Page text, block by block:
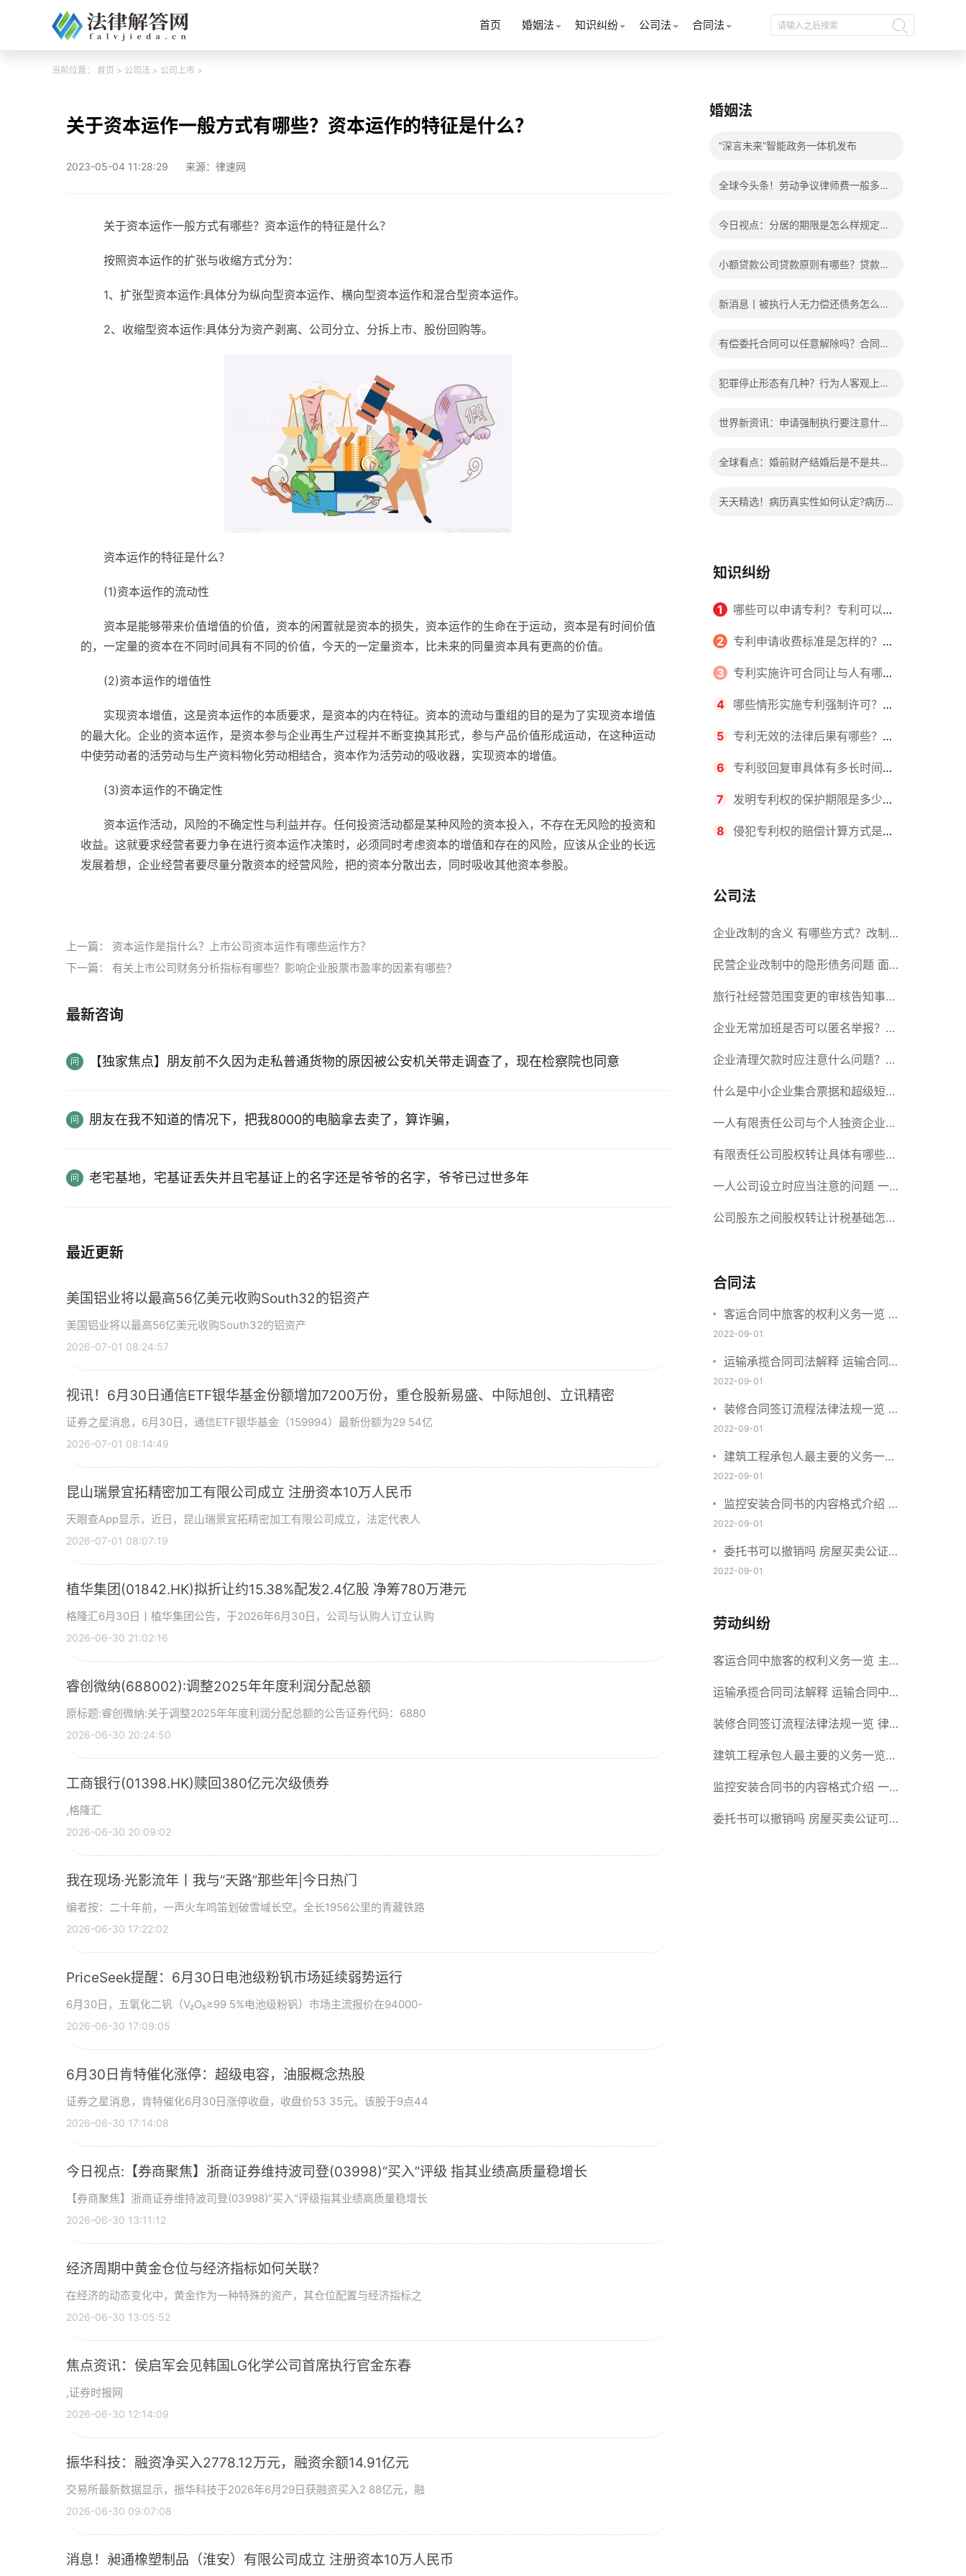
首页 婚姻法 知识纠纷 公司法 合同法
当前位置： 首页 > 公司法 > 公司上市 >
关于资本运作一般方式有哪些？资本运作的特征是什么？
2023-05-04 11:28:29 来源：律速网
关于资本运作一般方式有哪些？资本运作的特征是什么？
按照资本运作的扩张与收缩方式分为：
1、扩张型资本运作:具体分为纵向型资本运作、横向型资本运作和混合型资本运作。
2、收缩型资本运作:具体分为资产剥离、公司分立、分拆上市、股份回购等。
资本运作的特征是什么？
(1)资本运作的流动性
资本是能够带来价值增值的价值，资本的闲置就是资本的损失，资本运作的生命在于运动，资本是有时间价值
的，一定量的资本在不同时间具有不同的价值，今天的一定量资本，比未来的同量资本具有更高的价值。
(2)资本运作的增值性
实现资本增值，这是资本运作的本质要求，是资本的内在特征。资本的流动与重组的目的是为了实现资本增值
的最大化。企业的资本运作，是资本参与企业再生产过程并不断变换其形式，参与产品价值形成运动，在这种运动
中使劳动者的活劳动与生产资料物化劳动相结合，资本作为活劳动的吸收器，实现资本的增值。
(3)资本运作的不确定性
资本运作活动，风险的不确定性与利益并存。任何投资活动都是某种风险的资本投入，不存在无风险的投资和
收益。这就要求经营者要力争在进行资本运作决策时，必须同时考虑资本的增值和存在的风险，应该从企业的长远
发展着想，企业经营者要尽量分散资本的经营风险，把的资本分散出去，同时吸收其他资本参股。
上一篇： 资本运作是指什么？上市公司资本运作有哪些运作方？
下一篇： 有关上市公司财务分析指标有哪些？影响企业股票市盈率的因素有哪些？
最新咨询
【独家焦点】朋友前不久因为走私普通货物的原因被公安机关带走调查了，现在检察院也同意
朋友在我不知道的情况下，把我8000的电脑拿去卖了，算诈骗，
老宅基地，宅基证丢失并且宅基证上的名字还是爷爷的名字，爷爷已过世多年
最近更新
美国铝业将以最高56亿美元收购South32的铝资产
美国铝业将以最高56亿美元收购South32的铝资产
2026-07-01 08:24:57
视讯！6月30日通信ETF银华基金份额增加7200万份，重仓股新易盛、中际旭创、立讯精密
证券之星消息，6月30日，通信ETF银华基金（159994）最新份额为29 54亿
2026-07-01 08:14:49
昆山瑞景宜拓精密加工有限公司成立 注册资本10万人民币
天眼查App显示，近日，昆山瑞景宜拓精密加工有限公司成立，法定代表人
2026-07-01 08:07:19
植华集团(01842.HK)拟折让约15.38%配发2.4亿股 净筹780万港元
格隆汇6月30日丨植华集团公告，于2026年6月30日，公司与认购人订立认购
2026-06-30 21:02:16
睿创微纳(688002):调整2025年年度利润分配总额
原标题:睿创微纳:关于调整2025年年度利润分配总额的公告证券代码：6880
2026-06-30 20:24:50
工商银行(01398.HK)赎回380亿元次级债券
,格隆汇
2026-06-30 20:09:02
我在现场·光影流年丨我与“天路”那些年|今日热门
编者按：二十年前，一声火车鸣笛划破雪域长空。全长1956公里的青藏铁路
2026-06-30 17:22:02
PriceSeek提醒：6月30日电池级粉钒市场延续弱势运行
6月30日，五氧化二钒（V₂O₅≥99 5%电池级粉钒）市场主流报价在94000-
2026-06-30 17:09:05
6月30日肯特催化涨停：超级电容，油服概念热股
证券之星消息，肯特催化6月30日涨停收盘，收盘价53 35元。该股于9点44
2026-06-30 17:14:08
今日视点:【券商聚焦】浙商证券维持波司登(03998)“买入”评级 指其业绩高质量稳增长
【券商聚焦】浙商证券维持波司登(03998)“买入”评级指其业绩高质量稳增长
2026-06-30 13:11:12
经济周期中黄金仓位与经济指标如何关联？
在经济的动态变化中，黄金作为一种特殊的资产，其仓位配置与经济指标之
2026-06-30 13:05:52
焦点资讯：侯启军会见韩国LG化学公司首席执行官金东春
,证券时报网
2026-06-30 12:14:09
振华科技：融资净买入2778.12万元，融资余额14.91亿元
交易所最新数据显示，振华科技于2026年6月29日获融资买入2 88亿元，融
2026-06-30 09:07:08
消息！昶通橡塑制品（淮安）有限公司成立 注册资本10万人民币
婚姻法
“深言未来”智能政务一体机发布
全球今头条！劳动争议律师费一般多少
今日视点：分居的期限是怎么样规定
小额贷款公司贷款原则有哪些？贷款不
新消息丨被执行人无力偿还债务怎么
有偿委托合同可以任意解除吗？合同无
犯罪停止形态有几种？行为人客观上实
世界新资讯：申请强制执行要注意什么
全球看点：婚前财产结婚后是不是共同
天天精选！病历真实性如何认定?病历
知识纠纷
1 哪些可以申请专利？专利可以同
时多个人一起申请吗？
2 专利申请收费标准是怎样的？申
请不同类型的专利所需要的钱不同
3 专利实施许可合同让与人有哪些
主要义务？专利实施许可合同与专利
许可合同有什么区别？
4 哪些情形实施专利强制许可？专
利强制许可的前提条件是什么？
5 专利无效的法律后果有哪些？专
利的无效情形有哪些？
6 专利驳回复审具体有多长时间？
哪些情况下专利申请可能被驳回？
7 发明专利权的保护期限是多少
年？非专利发明人是否有专利申请
8 侵犯专利权的赔偿计算方式是什
间？
公司法
企业改制的含义 有哪些方式？改制
后国企员工属于什么性质？
民营企业改制中的隐形债务问题 面
对隐形债务问题应该如何解决？
旅行社经营范围变更的审核告知事项
旅游业的发展现状和趋势
企业无常加班是否可以匿名举报？强
制加班公司没有加班费怎么办？
企业清理欠款时应注意什么问题？企
业短期借款需要注意哪些事项？
什么是中小企业集合票据和超级短期
融资券？一起来了解一下吧！
一人有限责任公司与个人独资企业的
区别 这些知识你都知道吗？
有限责任公司股权转让具体有哪些形
式？来了解下这五种形式
一人公司设立时应当注意的问题 一
人公司的特征
公司股东之间股权转让计税基础怎么
合什么要件？
合同法
客运合同中旅客的权利义务一览 主
要包括这些内容
2022-09-01
运输承揽合同司法解释 运输合同中
承运人的义务有哪些
2022-09-01
装修合同签订流程法律法规一览 律
师解答
2022-09-01
建筑工程承包人最主要的义务一览
承包合同内容介绍
2022-09-01
监控安装合同书的内容格式介绍 一
般包括这些条款
2022-09-01
委托书可以撤销吗 房屋买卖公证可
否撤销
2022-09-01
劳动纠纷
客运合同中旅客的权利义务一览 主
要包括这些内容
运输承揽合同司法解释 运输合同中
承运人的义务有哪些
装修合同签订流程法律法规一览 律
师解答
建筑工程承包人最主要的义务一览
承包合同内容介绍
监控安装合同书的内容格式介绍 一
般包括这些条款
委托书可以撤销吗 房屋买卖公证可